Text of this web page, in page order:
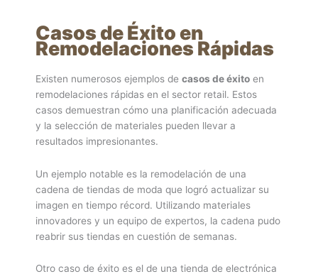
Casos de Éxito en
Remodelaciones Rápidas
Existen numerosos ejemplos de casos de éxito en
remodelaciones rápidas en el sector retail. Estos
casos demuestran cómo una planificación adecuada
y la selección de materiales pueden llevar a
resultados impresionantes.
Un ejemplo notable es la remodelación de una
cadena de tiendas de moda que logró actualizar su
imagen en tiempo récord. Utilizando materiales
innovadores y un equipo de expertos, la cadena pudo
reabrir sus tiendas en cuestión de semanas.
Otro caso de éxito es el de una tienda de electrónica